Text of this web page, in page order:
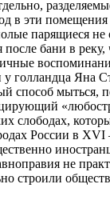
в эти
парящиеся не
после бани в
у голландца Яна
способ мыться,
слободах,
России в XVI
не
строили